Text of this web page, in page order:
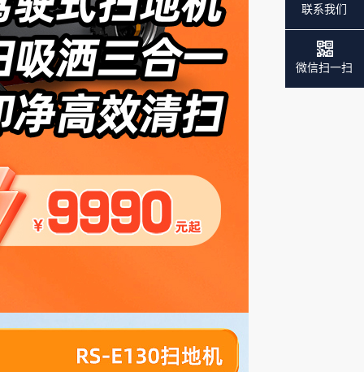
联系我们
微信扫一扫